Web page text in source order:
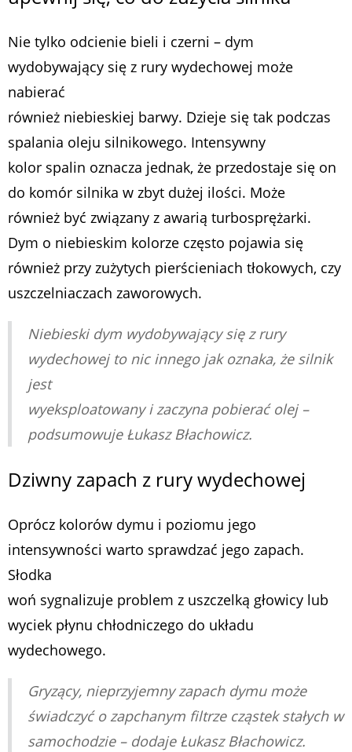
Nie tylko odcienie bieli i czerni – dym
wydobywający się z rury wydechowej może
nabierać
również niebieskiej barwy. Dzieje się tak podczas
spalania oleju silnikowego. Intensywny
kolor spalin oznacza jednak, że przedostaje się on
do komór silnika w zbyt dużej ilości. Może
również być związany z awarią turbosprężarki.
Dym o niebieskim kolorze często pojawia się
również przy zużytych pierścieniach tłokowych, czy
uszczelniaczach zaworowych.
Niebieski dym wydobywający się z rury
wydechowej to nic innego jak oznaka, że silnik
jest
wyeksploatowany i zaczyna pobierać olej –
podsumowuje Łukasz Błachowicz.
Dziwny zapach z rury wydechowej
Oprócz kolorów dymu i poziomu jego
intensywności warto sprawdzać jego zapach.
Słodka
woń sygnalizuje problem z uszczelką głowicy lub
wyciek płynu chłodniczego do układu
wydechowego.
Gryzący, nieprzyjemny zapach dymu może
świadczyć o zapchanym filtrze cząstek stałych w
samochodzie – dodaje Łukasz Błachowicz.